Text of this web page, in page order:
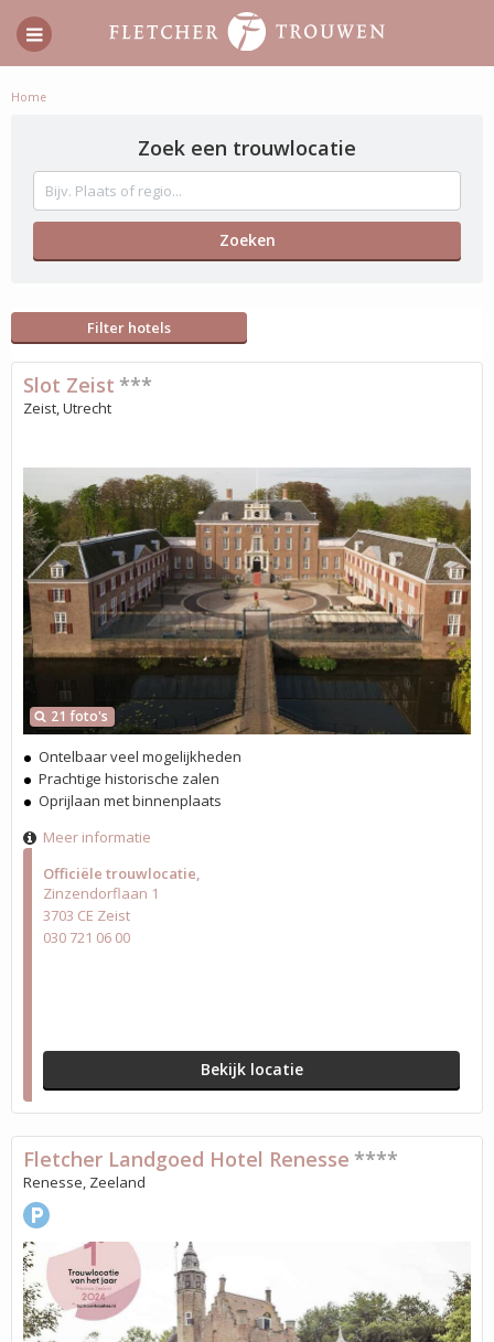
Home
Zoek een trouwlocatie
Filter hotels
Officiële trouwlocatie
Zinzendorflaan 1
3703 CE Zeist
030 721 06 00
Bekijk locatie
21 foto's
Slot Zeist ***
Zeist, Utrecht
Ontelbaar veel mogelijkheden
Prachtige historische zalen
Oprijlaan met binnenplaats
Meer informatie
Fletcher Landgoed Hotel Renesse ****
Renesse, Zeeland